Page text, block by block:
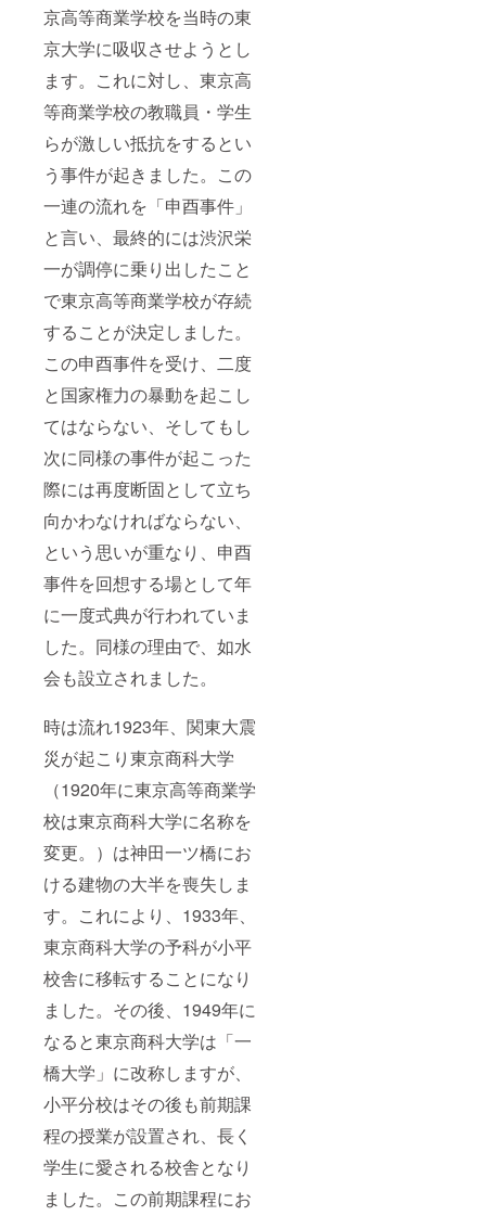
京高等商業学校を当時の東
京大学に吸収させようとし
ます。これに対し、東京高
等商業学校の教職員・学生
らが激しい抵抗をするとい
う事件が起きました。この
一連の流れを「申酉事件」
と言い、最終的には渋沢栄
一が調停に乗り出したこと
で東京高等商業学校が存続
することが決定しました。
この申酉事件を受け、二度
と国家権力の暴動を起こし
てはならない、そしてもし
次に同様の事件が起こった
際には再度断固として立ち
向かわなければならない、
という思いが重なり、申酉
事件を回想する場として年
に一度式典が行われていま
した。同様の理由で、如水
会も設立されました。
時は流れ1923年、関東大震
災が起こり東京商科大学
（1920年に東京高等商業学
校は東京商科大学に名称を
変更。）は神田一ツ橋にお
ける建物の大半を喪失しま
す。これにより、1933年、
東京商科大学の予科が小平
校舎に移転することになり
ました。その後、1949年に
なると東京商科大学は「一
橋大学」に改称しますが、
小平分校はその後も前期課
程の授業が設置され、長く
学生に愛される校舎となり
ました。この前期課程にお